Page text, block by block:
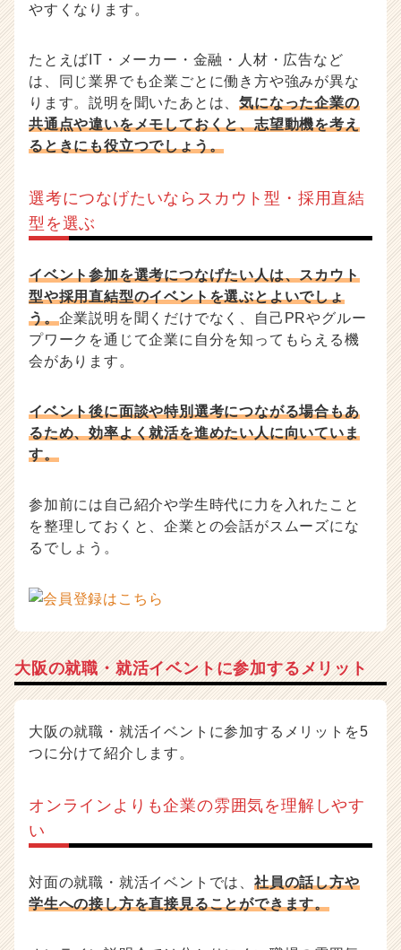
やすくなります。
たとえばIT・メーカー・金融・人材・広告など
は、同じ業界でも企業ごとに働き方や強みが異な
ります。説明を聞いたあとは、気になった企業の
共通点や違いをメモしておくと、志望動機を考え
るときにも役立つでしょう。
選考につなげたいならスカウト型・採用直結
型を選ぶ
イベント参加を選考につなげたい人は、スカウト
型や採用直結型のイベントを選ぶとよいでしょ
う。企業説明を聞くだけでなく、自己PRやグルー
プワークを通じて企業に自分を知ってもらえる機
会があります。
イベント後に面談や特別選考につながる場合もあ
るため、効率よく就活を進めたい人に向いていま
す。
参加前には自己紹介や学生時代に力を入れたこと
を整理しておくと、企業との会話がスムーズにな
るでしょう。
大阪の就職・就活イベントに参加するメリット
大阪の就職・就活イベントに参加するメリットを5
つに分けて紹介します。
オンラインよりも企業の雰囲気を理解しやす
い
対面の就職・就活イベントでは、 社員の話し方や
学生への接し方を直接見ることができます。